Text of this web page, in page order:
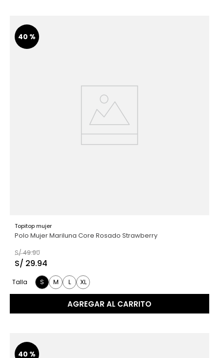
40 %
Topitop mujer
Polo Mujer Mariluna Core Rosado Strawberry
S/49.90
S/ 29.94
Talla S M L XL
AGREGAR AL CARRITO
40 %